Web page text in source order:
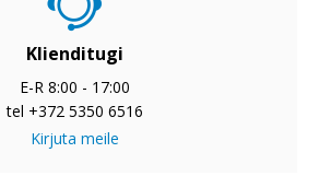
Klienditugi
E-R 8:00 - 17:00
tel +372 5350 6516
Kirjuta meile